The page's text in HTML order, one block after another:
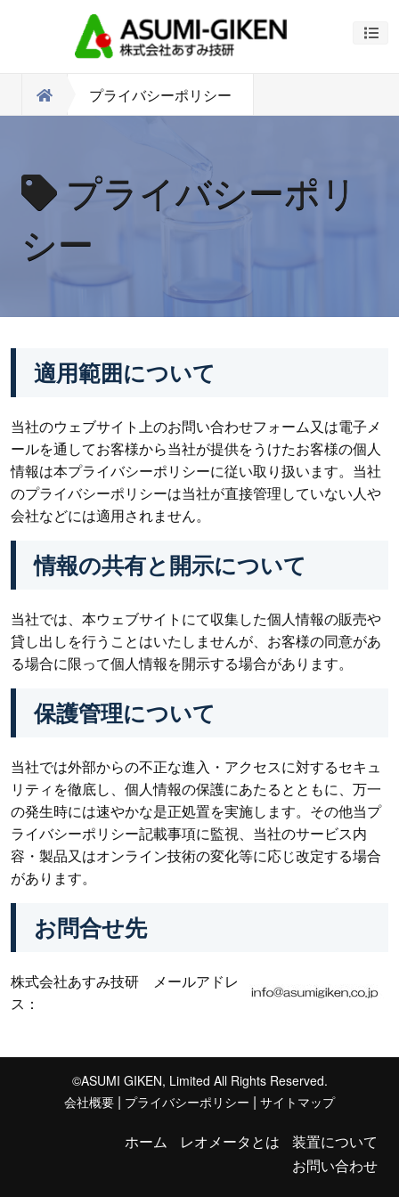
ナビ
プライバシーポリシー
プライバシーポリ
シー
適用範囲について
当社のウェブサイト上のお問い合わせフォーム又は電子メ
ールを通してお客様から当社が提供をうけたお客様の個人
情報は本プライバシーポリシーに従い取り扱います。当社
のプライバシーポリシーは当社が直接管理していない人や
会社などには適用されません。
情報の共有と開示について
当社では、本ウェブサイトにて収集した個人情報の販売や
貸し出しを行うことはいたしませんが、お客様の同意があ
る場合に限って個人情報を開示する場合があります。
保護管理について
当社では外部からの不正な進入・アクセスに対するセキュ
リティを徹底し、個人情報の保護にあたるとともに、万一
の発生時には速やかな是正処置を実施します。その他当プ
ライバシーポリシー記載事項に監視、当社のサービス内
容・製品又はオンライン技術の変化等に応じ改定する場合
があります。
お問合せ先
株式会社あすみ技研 メールアドレ
ス：
©ASUMI GIKEN, Limited All Rights Reserved.
会社概要 | プライバシーポリシー | サイトマップ
ホーム レオメータとは
装置について
お問い合わせ